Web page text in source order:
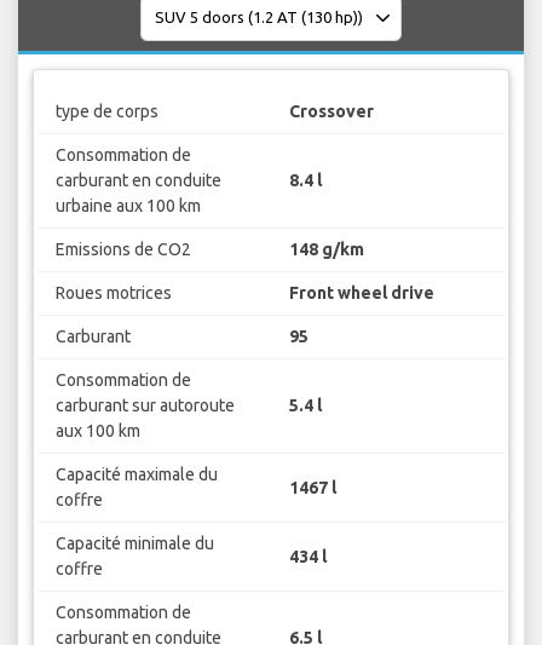
type de corps Crossover
Consommation de
carburant en conduite
urbaine aux 100 km
8.4 l
Emissions de CO2 148 g/km
Roues motrices Front wheel drive
Carburant 95
Consommation de
carburant sur autoroute
aux 100 km
5.4 l
Capacité maximale du
coffre
1467 l
Capacité minimale du
coffre
434 l
Consommation de
carburant en conduite
6.5 l